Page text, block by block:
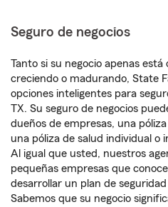
Seguro de negocios
Tanto si su negocio apenas
creciendo o madurando, State
opciones inteligentes para
TX. Su seguro de negocios
dueños de empresas, una
una póliza de salud individual o
Al igual que usted, nuestros
pequeñas empresas que
desarrollar un plan de
Sabemos que su negocio